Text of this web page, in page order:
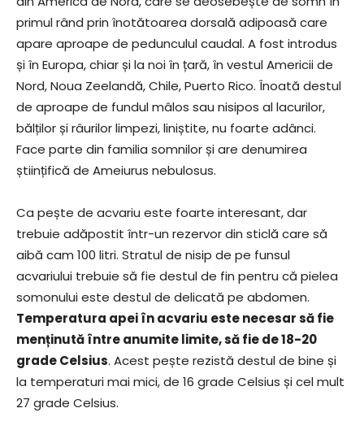
primul rând prin înotătoarea dorsală adipoasă care
apare aproape de pedunculul caudal. A fost introdus
și în Europa, chiar și la noi în țară, în vestul Americii de
Nord, Noua Zeelandă, Chile, Puerto Rico. Înoată destul
de aproape de fundul mâlos sau nisipos al lacurilor,
bălților și râurilor limpezi, liniștite, nu foarte adânci.
Face parte din familia somnilor și are denumirea
științifică de Ameiurus nebulosus.
Ca pește de acvariu este foarte interesant, dar
trebuie adăpostit într-un rezervor din sticlă care să
aibă cam 100 litri. Stratul de nisip de pe funsul
acvariului trebuie să fie destul de fin pentru că pielea
somonului este destul de delicată pe abdomen.
Temperatura apei în acvariu este necesar să fie
menținută între anumite limite, să fie de 18-20
grade Celsius. Acest pește rezistă destul de bine și
la temperaturi mai mici, de 16 grade Celsius și cel mult
27 grade Celsius.